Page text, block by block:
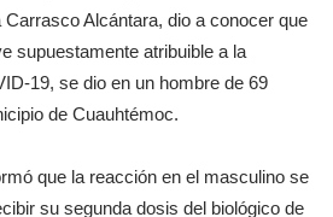
Alcántara, dio a conocer que
supuestamente atribuible a la
19, se dio en un hombre de 69
de Cuauhtémoc.
que la reacción en el masculino se
su segunda dosis del biológico de